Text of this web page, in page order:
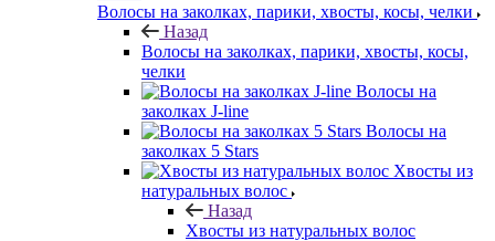
Волосы на заколках, парики, хвосты, косы, челки
Назад
Волосы на заколках, парики, хвосты, косы,
челки
Волосы на
заколках J-line
Волосы на
заколках 5 Stars
Хвосты из
натуральных волос
Назад
Хвосты из натуральных волос